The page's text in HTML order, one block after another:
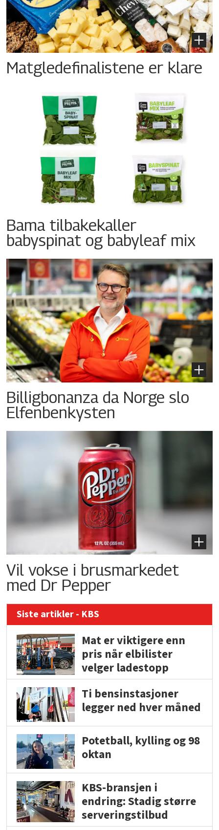
Matgledefinalistene er klare
Bama tilbakekaller
babyspinat og babyleaf mix
Billigbonanza da Norge slo
Elfenbenkysten
Vil vokse i brusmarkedet
med Dr Pepper
Siste artikler - KBS
Mat er viktigere enn
pris når elbilister
velger ladestopp
Ti bensinstasjoner
legger ned hver måned
Potetball, kylling og 98
oktan
KBS-bransjen i
endring: Stadig større
serveringstilbud